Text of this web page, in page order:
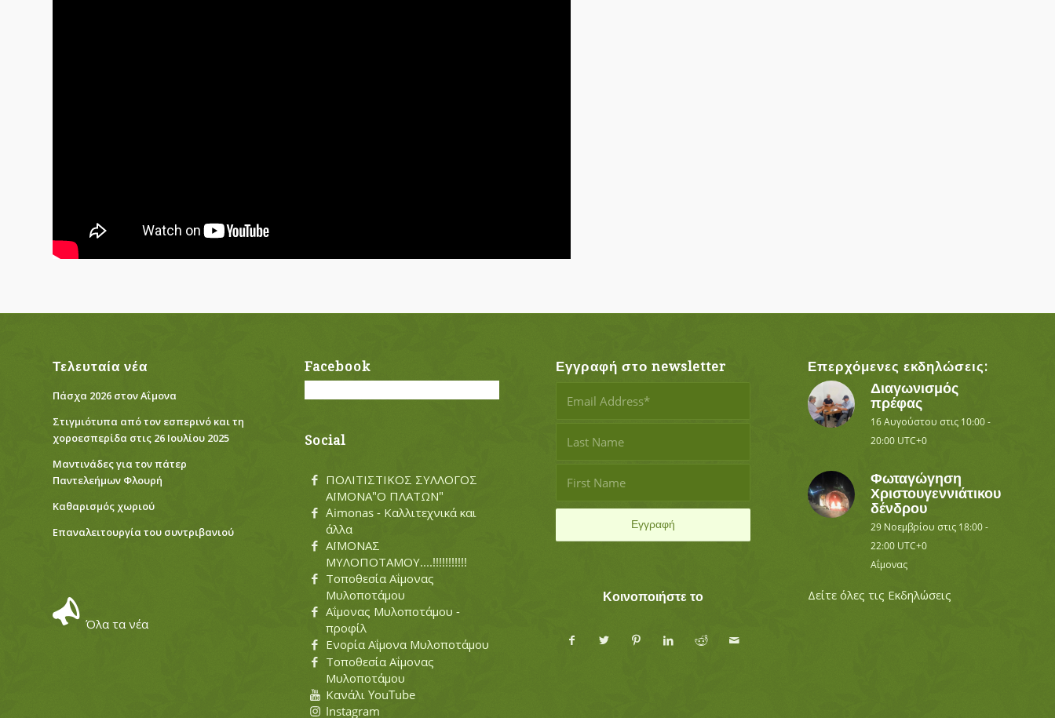
Τελευταία νέα
Πάσχα 2026 στον Αΐμονα
Στιγμιότυπα από τον εσπερινό και τη
χοροεσπερίδα στις 26 Ιουλίου 2025
Μαντινάδες για τον πάτερ
Παντελεήμων Φλουρή
Καθαρισμός χωριού
Eπαναλειτουργία του συντριβανιού
Όλα τα νέα
Facebook
Social
ΠΟΛΙΤΙΣΤΙΚΟΣ ΣΥΛΛΟΓΟΣ
ΑΪΜΟΝΑ"Ο ΠΛΑΤΩΝ"
Aimonas - Καλλιτεχνικά και
άλλα
ΑΪΜΟΝΑΣ
ΜΥΛΟΠΟΤΑΜΟΥ....!!!!!!!!!!!
Τοποθεσία Αΐμονας
Μυλοποτάμου
Αΐμονας Μυλοποτάμου -
προφίλ
Ενορία Αΐμονα Μυλοποτάμου
Τοποθεσία Αΐμονας
Μυλοποτάμου
Κανάλι YouTube
Instagram
Εγγραφή στο newsletter
Κοινοποιήστε το
Επερχόμενες εκδηλώσεις:
Διαγωνισμός
πρέφας
16 Αυγούστου στις 10:00-
20:00 UTC+0
Φωταγώγηση
Χριστουγεννιάτικου
δένδρου
29 Νοεμβρίου στις 18:00-
22:00 UTC+0
Αΐμονας
Δείτε όλες τις Εκδηλώσεις